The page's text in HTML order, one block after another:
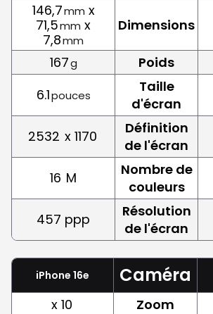
146,7mm x
71,5mm x
7,8mm
Dimensions
167g
Poids
6.1pouces
Taille
d'écran
2532 x 1170
Définition
de l'écran
16 M
Nombre de
couleurs
457 ppp
Résolution
de l'écran
iPhone 16e Caméra
x 10 Zoom